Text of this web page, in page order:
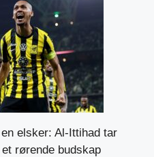
elsker: Al-Ittihad tar
rørende budskap